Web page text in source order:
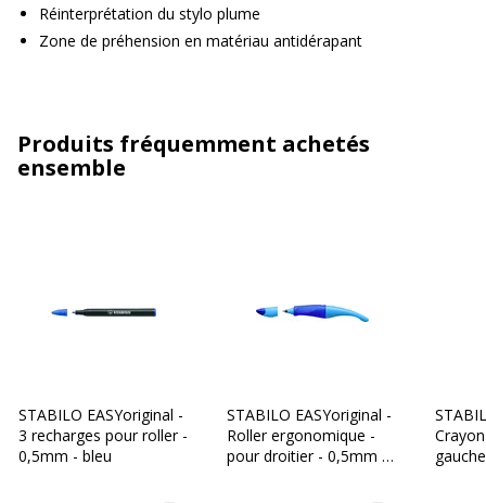
Réinterprétation du stylo plume
Zone de préhension en matériau antidérapant
Produits fréquemment achetés
ensemble
STABILO EASYoriginal -
3 recharges pour roller -
0,5mm - bleu
STABILO EASYoriginal -
Roller ergonomique -
pour droitier - 0,5mm -